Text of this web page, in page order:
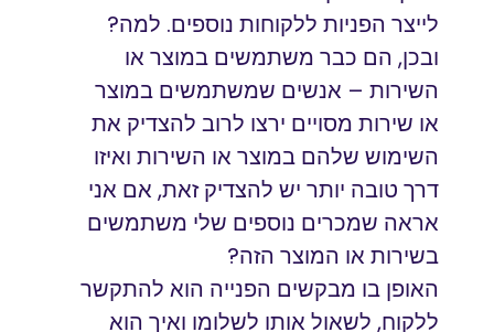
לייצר הפניות ללקוחות נוספים. למה?
ובכן, הם כבר משתמשים במוצר או
השירות – אנשים שמשתמשים במוצר
או שירות מסויים ירצו לרוב להצדיק את
השימוש שלהם במוצר או השירות ואיזו
דרך טובה יותר יש להצדיק זאת, אם אני
אראה שמכרים נוספים שלי משתמשים
בשירות או המוצר הזה?
האופן בו מבקשים הפנייה הוא להתקשר
ללקוח, לשאול אותו לשלומו ואיך הוא